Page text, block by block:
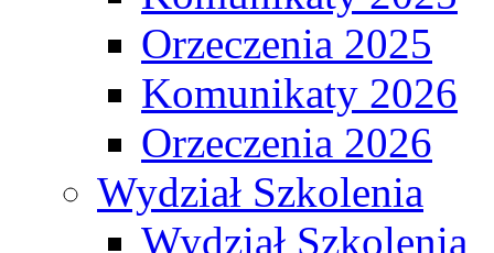
Orzeczenia 2025
Komunikaty 2026
Orzeczenia 2026
Wydział Szkolenia
Wydział Szkolenia